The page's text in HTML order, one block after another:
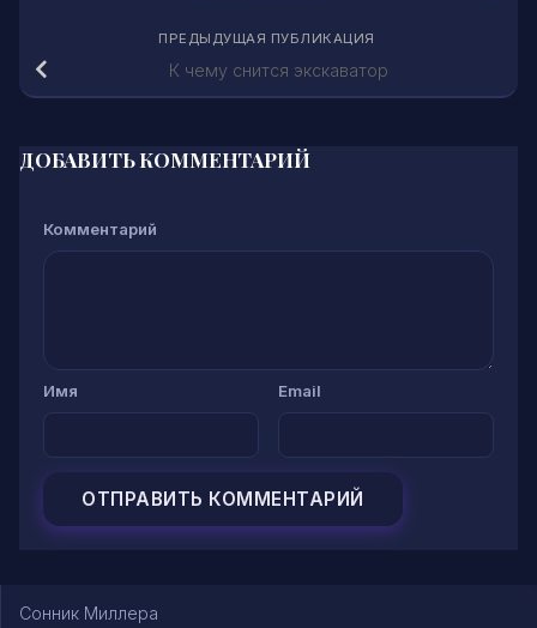
ПРЕДЫДУЩАЯ ПУБЛИКАЦИЯ
К чему снится экскаватор
ДОБАВИТЬ КОММЕНТАРИЙ
Комментарий
Имя Email
Сонник Миллера